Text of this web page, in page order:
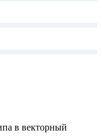
в векторный